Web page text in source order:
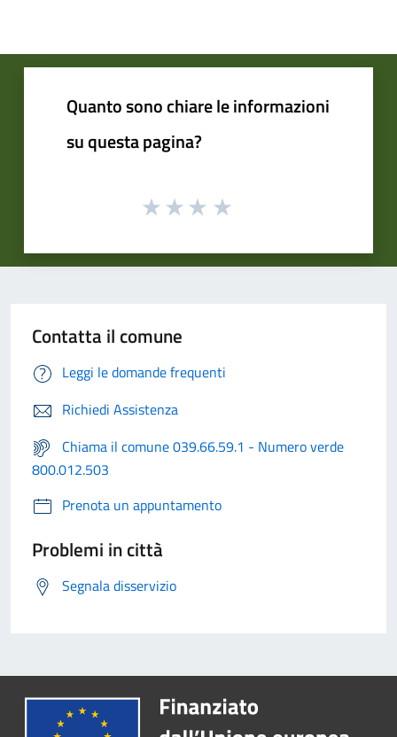
Quanto sono chiare le informazioni
su questa pagina?
Contatta il comune
Leggi le domande frequenti
Richiedi Assistenza
Chiama il comune 039.66.59.1 - Numero verde
800.012.503
Prenota un appuntamento
Problemi in città
Segnala disservizio